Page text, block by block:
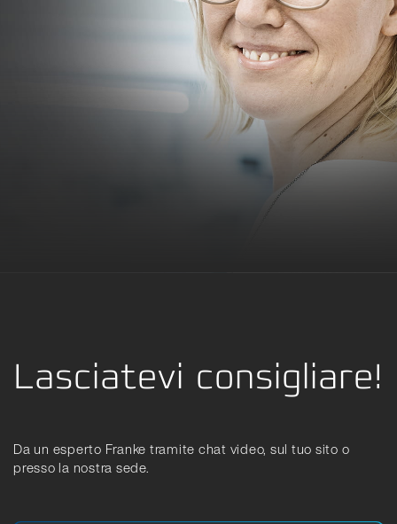
Lasciatevi consigliare!
Da un esperto Franke tramite chat video, sul tuo sito o
presso la nostra sede.